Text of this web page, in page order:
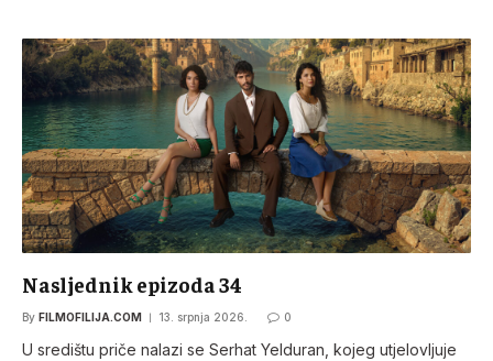
Nasljednik epizoda 34
By FILMOFILIJA.COM 13. srpnja 2026. 0
U središtu priče nalazi se Serhat Yelduran, kojeg utjelovljuje